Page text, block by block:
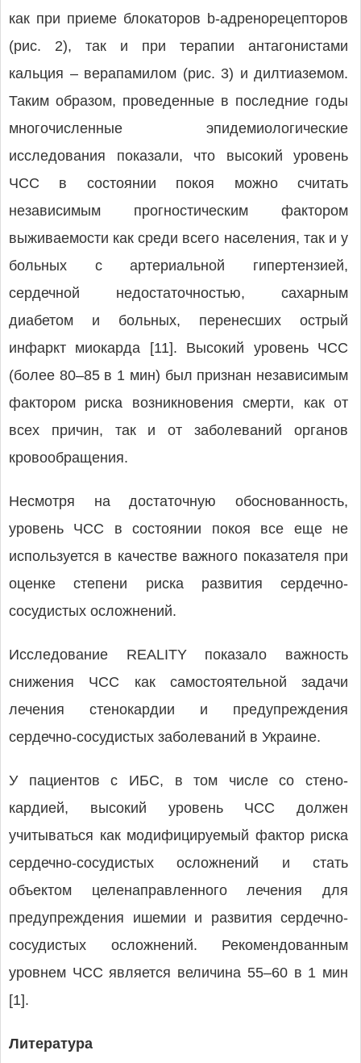
как при приеме блокаторов b-адренорецепторов
(рис. 2), так и при терапии антагонистами
кальция – верапамилом (рис. 3) и дилтиаземом.
Таким образом, проведенные в последние годы
многочисленные эпидемиологические
исследования показали, что высокий уровень
ЧСС в состоянии покоя можно считать
независимым прогностическим фактором
выживаемости как среди всего населения, так и у
больных с артериальной гипертензией,
сердечной недостаточностью, сахарным
диабетом и больных, перенесших острый
инфаркт миокарда [11]. Высокий уровень ЧСС
(более 80–85 в 1 мин) был признан независимым
фактором риска возникновения смерти, как от
всех причин, так и от заболеваний органов
кровообращения.
Несмотря на достаточную обоснованность,
уровень ЧСС в состоянии покоя все еще не
используется в качестве важного показателя при
оценке степени риска развития сердечно-
сосудистых осложнений.
Исследование REALITY показало важность
снижения ЧСС как самостоятельной задачи
лечения стенокардии и предупреждения
сердечно-сосудистых заболеваний в Украине.
У пациентов с ИБС, в том числе со стено-
кардией, высокий уровень ЧСС должен
учитываться как модифицируемый фактор риска
сердечно-сосудистых осложнений и стать
объектом целенаправленного лечения для
предупреждения ишемии и развития сердечно-
сосудистых осложнений. Рекомендованным
уровнем ЧСС является величина 55–60 в 1 мин
[1].
Литература